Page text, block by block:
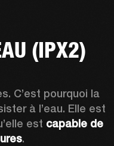
(IPX2)
C’est pourquoi la
à l’eau. Elle est
est capable de
.